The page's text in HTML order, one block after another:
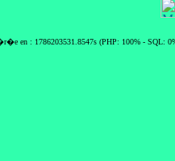
en : 1786203531.8547s (PHP: 100% - SQL: